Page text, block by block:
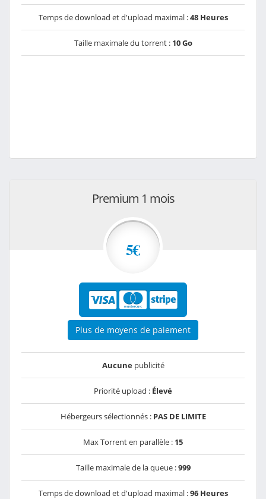
Temps de download et d'upload maximal :48 Heures
Taille maximale du torrent : 10 Go
Premium 1 mois
5€
Plus de moyens de paiement
Aucunepublicité
Priorité upload : Élevé
Hébergeurs sélectionnés : PAS DE LIMITE
Max Torrent en parallèle : 15
Taille maximale de la queue :999
Temps de download et d'upload maximal :96 Heures